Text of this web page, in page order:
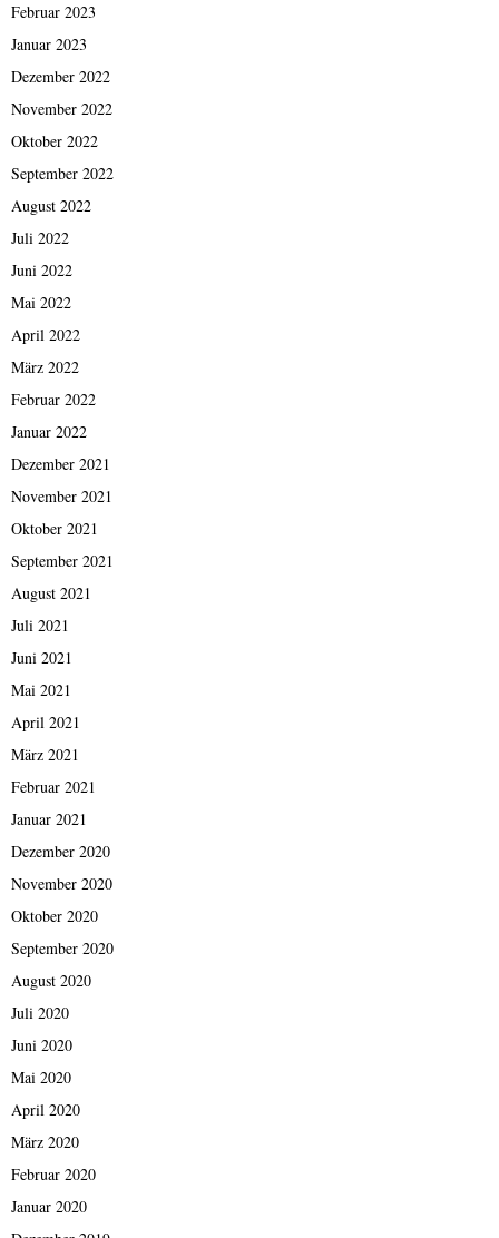
Februar 2023
Januar 2023
Dezember 2022
November 2022
Oktober 2022
September 2022
August 2022
Juli 2022
Juni 2022
Mai 2022
April 2022
März 2022
Februar 2022
Januar 2022
Dezember 2021
November 2021
Oktober 2021
September 2021
August 2021
Juli 2021
Juni 2021
Mai 2021
April 2021
März 2021
Februar 2021
Januar 2021
Dezember 2020
November 2020
Oktober 2020
September 2020
August 2020
Juli 2020
Juni 2020
Mai 2020
April 2020
März 2020
Februar 2020
Januar 2020